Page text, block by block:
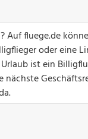
fluege.de
oder eine
ist ein